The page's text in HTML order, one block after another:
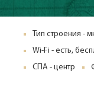
Тип строения -
Wi-Fi - есть,
СПА - центр